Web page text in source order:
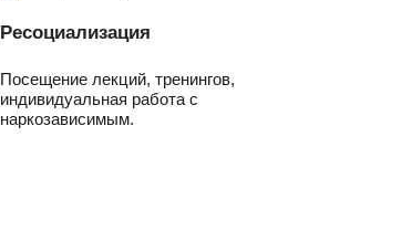
Ресоциализация
Посещение лекций, тренингов,
индивидуальная работа с
наркозависимым.